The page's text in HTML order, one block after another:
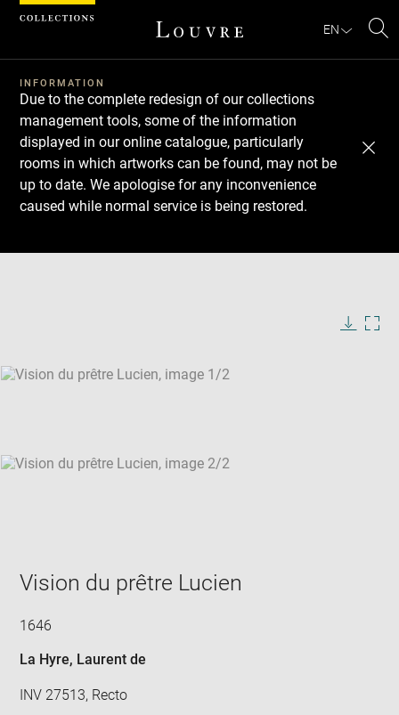
EN
INFORMATION
Due to the complete redesign of our collections
management tools, some of the information
displayed in our online catalogue, particularly
rooms in which artworks can be found, may not be
up to date. We apologise for any inconvenience
caused while normal service is being restored.
SKIP IMAGE CAROUSEL
Download
Next
Previous
Vision du prêtre Lucien
1646
La Hyre, Laurent de
INV 27513, Recto
Cookies management panel